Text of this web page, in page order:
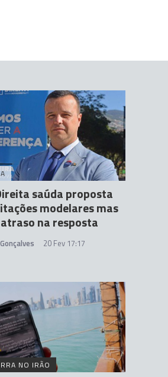
saúda proposta
modelares mas
na resposta
20 Fev 17:17
NO IRÃO